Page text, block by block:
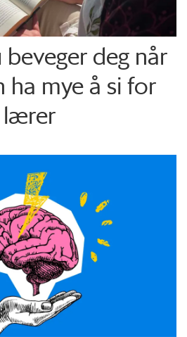
deg når
ha mye å si for
lærer